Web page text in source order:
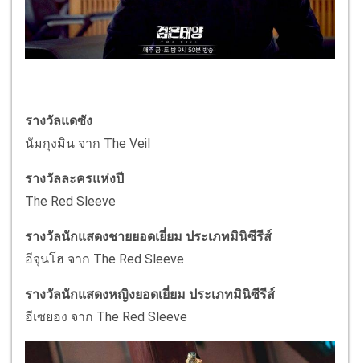
รางวัลแดซัง
นัมกุงมิน จาก The Veil
รางวัลละครแห่งปี
The Red Sleeve
รางวัลนักแสดงชายยอดเยี่ยม ประเภทมินิซีรีส์
อีจุนโฮ จาก The Red Sleeve
รางวัลนักแสดงหญิงยอดเยี่ยม ประเภทมินิซีรีส์
อีเซยอง จาก The Red Sleeve